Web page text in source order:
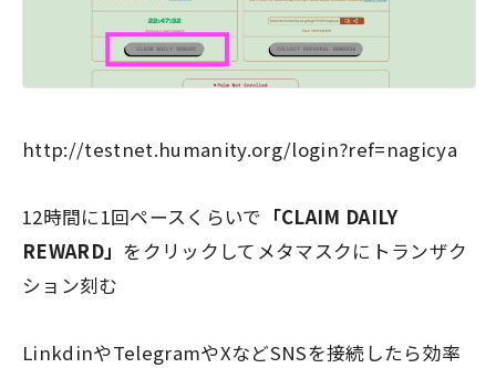
http://testnet.humanity.org/login?ref=nagicya
12時間に1回ペースくらいで 「CLAIM DAILY
REWARD」 をクリックしてメタマスクにトランザク
ション刻む
LinkdinやTelegramやXなどSNSを接続したら効率